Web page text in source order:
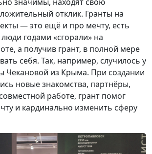
отклик. Гранты на
— это ещё и про мечту, есть
годами «сгорали» на
а получив грант, в полной мере
себя. Так, например, случилось у
Чекановой из Крыма. При создании
новые знакомства, партнёры,
работе, грант помог
и кардинально изменить сферу